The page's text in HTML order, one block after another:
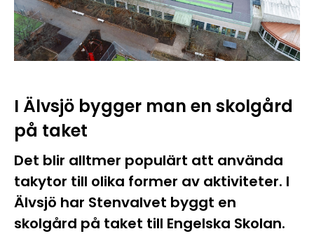
I Älvsjö bygger man en skolgård
på taket
Det blir alltmer populärt att använda
takytor till olika former av aktiviteter. I
Älvsjö har Stenvalvet byggt en
skolgård på taket till Engelska Skolan.